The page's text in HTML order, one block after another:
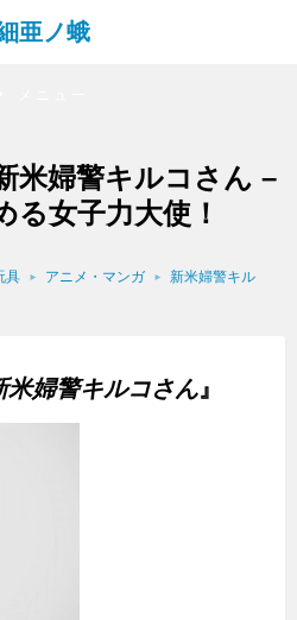
亜ノ蛾
米婦警キルコさん –
る女子力大使！
具 アニメ・マンガ
新米婦警キル
米婦警キルコさん』